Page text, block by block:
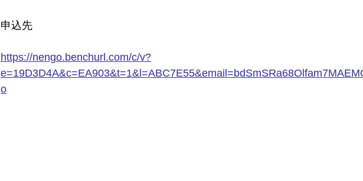
申込先
https://nengo.benchurl.com/c/v?
o